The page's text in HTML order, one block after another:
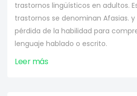
trastornos lingüísticos en adultos.
trastornos se denominan Afasias.
pérdida de la habilidad para
lenguaje hablado o escrito.
Leer más